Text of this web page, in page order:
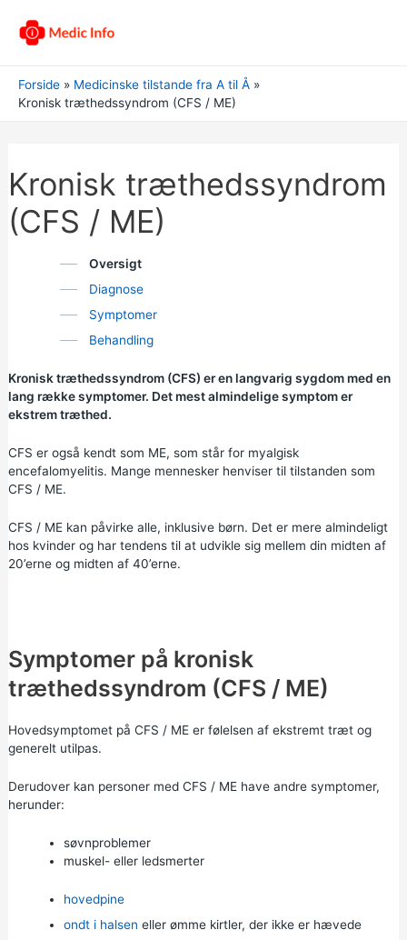
Forside
Medicinske tilstande fra A til Å
Kronisk træthedssyndrom (CFS / ME)
Kronisk træthedssyndrom
(CFS / ME)
Oversigt
Diagnose
Symptomer
Behandling
Kronisk træthedssyndrom (CFS) er en langvarig sygdom med en
lang række symptomer. Det mest almindelige symptom er
ekstrem træthed.
CFS er også kendt som ME, som står for myalgisk
encefalomyelitis. Mange mennesker henviser til tilstanden som
CFS / ME.
CFS / ME kan påvirke alle, inklusive børn. Det er mere almindeligt
hos kvinder og har tendens til at udvikle sig mellem din midten af
20’erne og midten af 40’erne.
Symptomer på kronisk
træthedssyndrom (CFS / ME)
Hovedsymptomet på CFS / ME er følelsen af ekstremt træt og
generelt utilpas.
Derudover kan personer med CFS / ME have andre symptomer,
herunder:
søvnproblemer
muskel- eller ledsmerter
hovedpine
ondt i halsen eller ømme kirtler, der ikke er hævede